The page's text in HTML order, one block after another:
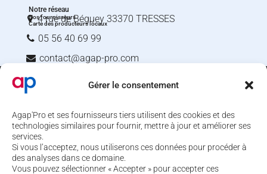
Gérer le consentement
Agap'Pro et ses fournisseurs tiers utilisent des cookies et des
technologies similaires pour fournir, mettre à jour et améliorer ses
services.
Si vous l’acceptez, nous utiliserons ces données pour procéder à
des analyses dans ce domaine.
Vous pouvez sélectionner « Accepter » pour accepter ces
Notre réseau
Nos fournisseurs
Carte des producteurs locaux
4 rue de Béguey 33370 TRESSES
05 56 40 69 99
contact@agap‑pro.com